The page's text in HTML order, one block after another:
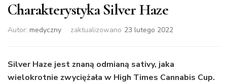
Charakterystyka Silver Haze
Autor: medyczny zaktualizowano 23 lutego 2022
Silver Haze jest znaną odmianą sativy, jaka
wielokrotnie zwyciężała w High Times Cannabis Cup.